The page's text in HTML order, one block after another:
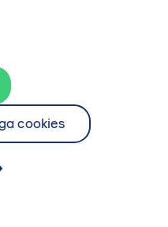
stad med
cookies